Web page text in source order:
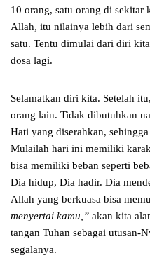
10 orang, satu orang di sekitar
Allah, itu nilainya lebih dari
satu. Tentu dimulai dari diri
dosa lagi.
Selamatkan diri kita. Setelah
orang lain. Tidak dibutuhkan
Hati yang diserahkan,
Mulailah hari ini memiliki
bisa memiliki beban seperti
Dia hidup, Dia hadir. Dia
Allah yang berkuasa bisa
menyertai kamu,” akan kita
tangan Tuhan sebagai utusan-
segalanya.